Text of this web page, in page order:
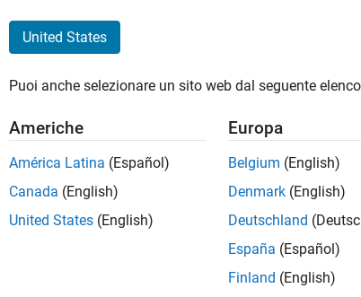
Platforms
MATLAB
Simulink
Test recommended for test suite coverage aggregation
Use with MATLAB Compiler and Simulink
United States
Puoi anche selezionare un sito web dal seguente
Americhe
América Latina (Español)
Canada (English)
United States (English)
Europa
Belgium (English)
Denmark (English)
Deutschland
España (Español)
Finland (English)